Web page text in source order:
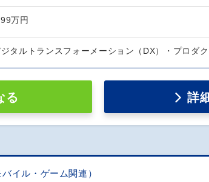
万円
タルトランスフォーメーション（DX）・プロダ
る 詳
イル・ゲーム関連）